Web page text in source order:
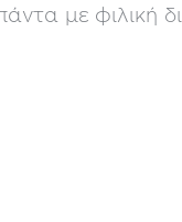
με φιλική